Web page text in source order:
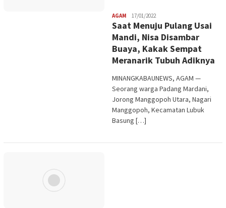
AGAM Redaksi
17/01/2022
Saat Menuju Pulang Usai
Mandi, Nisa Disambar
Buaya, Kakak Sempat
Meranarik Tubuh Adiknya
MINANGKABAUNEWS, AGAM —
Seorang warga Padang Mardani,
Jorong Manggopoh Utara, Nagari
Manggopoh, Kecamatan Lubuk
Basung […]